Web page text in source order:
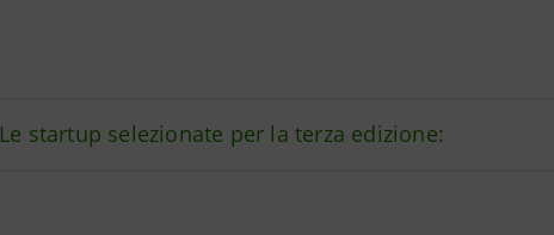
Le startup selezionate per la terza edizione: